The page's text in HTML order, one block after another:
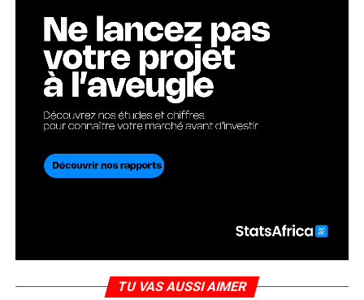
TU VAS AUSSI AIMER